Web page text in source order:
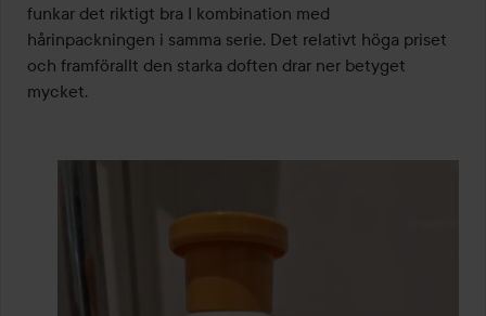
funkar det riktigt bra I kombination med
hårinpackningen i samma serie. Det relativt höga priset
och framförallt den starka doften drar ner betyget
mycket.